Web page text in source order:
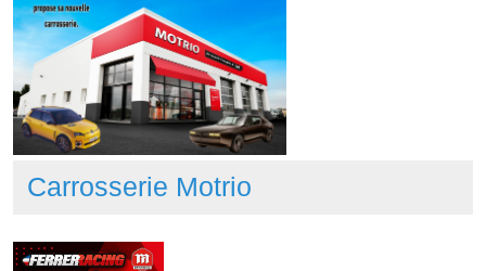
Carrosserie Motrio